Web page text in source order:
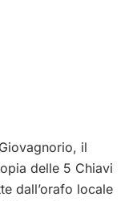
il
delle 5 Chiavi
dall’orafo locale